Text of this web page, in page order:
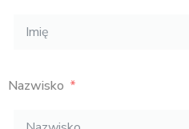
Nazwisko